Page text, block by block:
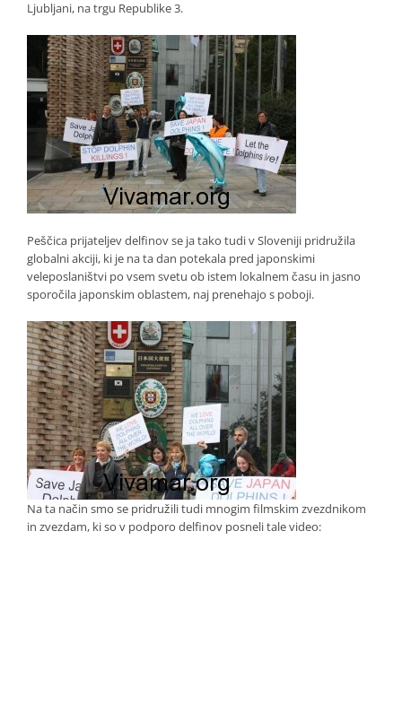
Ljubljani, na trgu Republike 3.
Peščica prijateljev delfinov se ja tako tudi v Sloveniji pridružila
globalni akciji, ki je na ta dan potekala pred japonskimi
veleposlaništvi po vsem svetu ob istem lokalnem času in jasno
sporočila japonskim oblastem, naj prenehajo s poboji.
Na ta način smo se pridružili tudi mnogim filmskim zvezdnikom
in zvezdam, ki so v podporo delfinov posneli tale video: